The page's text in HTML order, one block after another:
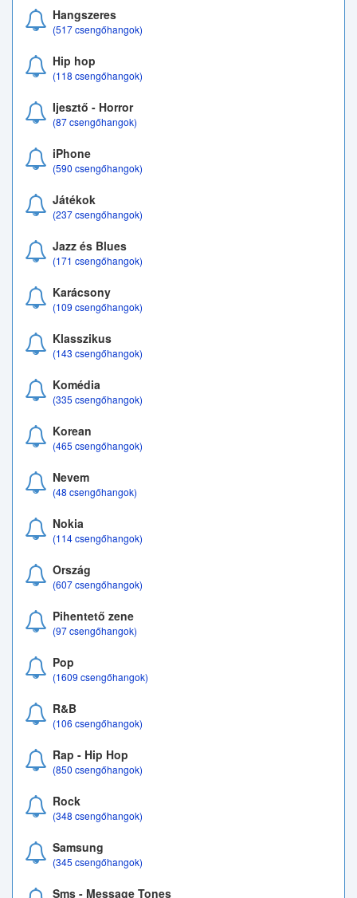
Hangszeres
(517 csengőhangok)
Hip hop
(118 csengőhangok)
Ijesztő - Horror
(87 csengőhangok)
iPhone
(590 csengőhangok)
Játékok
(237 csengőhangok)
Jazz és Blues
(171 csengőhangok)
Karácsony
(109 csengőhangok)
Klasszikus
(143 csengőhangok)
Komédia
(335 csengőhangok)
Korean
(465 csengőhangok)
Nevem
(48 csengőhangok)
Nokia
(114 csengőhangok)
Ország
(607 csengőhangok)
Pihentető zene
(97 csengőhangok)
Pop
(1609 csengőhangok)
R&B
(106 csengőhangok)
Rap - Hip Hop
(850 csengőhangok)
Rock
(348 csengőhangok)
Samsung
(345 csengőhangok)
Sms - Message Tones